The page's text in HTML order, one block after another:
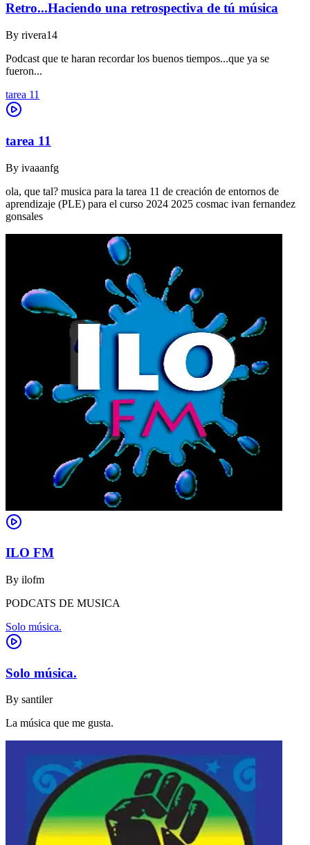
Retro...Haciendo una retrospectiva de tú música
By rivera14
Podcast que te haran recordar los buenos tiempos...que ya se
fueron...
tarea 11
tarea 11
By ivaaanfg
ola, que tal? musica para la tarea 11 de creación de entornos de
aprendizaje (PLE) para el curso 2024 2025 cosmac ivan fernandez
gonsales
ILO FM
By ilofm
PODCATS DE MUSICA
Solo música.
Solo música.
By santiler
La música que me gusta.